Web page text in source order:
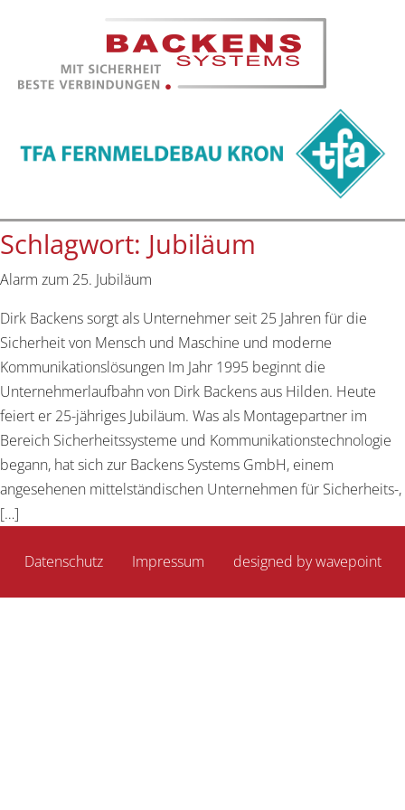
Datenschutz Impressum designed by wavepoint
Schlagwort: Jubiläum
Alarm zum 25. Jubiläum
Dirk Backens sorgt als Unternehmer seit 25 Jahren für die
Sicherheit von Mensch und Maschine und moderne
Kommunikationslösungen Im Jahr 1995 beginnt die
Unternehmerlaufbahn von Dirk Backens aus Hilden. Heute
feiert er 25-jähriges Jubiläum. Was als Montagepartner im
Bereich Sicherheitssysteme und Kommunikationstechnologie
begann, hat sich zur Backens Systems GmbH, einem
angesehenen mittelständischen Unternehmen für Sicherheits-,
[…]